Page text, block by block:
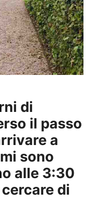
di
il passo
a
sono
alle 3:30
di